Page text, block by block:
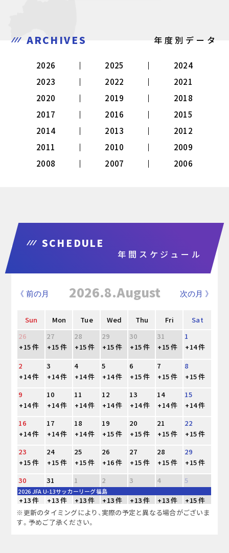
ARCHIVES 年度別データ
2026 2025
2024
2023
2022
2021
2020
2019
2018
2017
2016
2015
2014
2013
2012
2011
2010
2009
2008
2007 2006
SCHEDULE
年間スケジュール
《 前の月 次の月 》
2026.8.August
Sun Mon Tue Wed Thu Fri
Sat
26
27 28 29 30 31
1
+15 件
+15 件 +15 件 +15 件 +15 件 +15 件
+14 件
2
3 4 5 6 7
8
+14 件
+14 件 +14 件 +14 件 +15 件 +15 件
+15 件
9
10 11 12 13 14
15
+14 件
+14 件 +14 件 +14 件 +14 件 +14 件
+14 件
16
17 18 19 20 21
22
+14 件
+14 件 +14 件 +15 件 +15 件 +15 件
+15 件
23
24 25 26 27 28
29
+15 件
+15 件 +15 件 +16 件 +15 件 +15 件
+15 件
30
31 1 2 3 4 5
2026 JFA U-13サッカーリーグ福島
+13 件 +13 件 +13 件 +13 件 +13 件 +13 件
+15 件
※更新のタイミングにより、実際の予定と異なる場合がございま
す。予めご了承ください。